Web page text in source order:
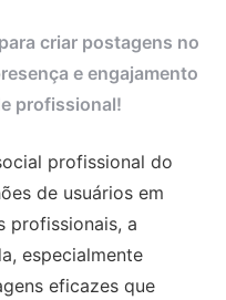
criar postagens no
e engajamento
profissional!
profissional do
de usuários em
profissionais, a
especialmente
eficazes que